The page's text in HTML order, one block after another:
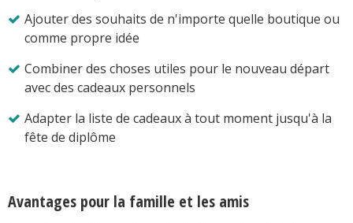
Ajouter des souhaits de n'importe quelle boutique ou
comme propre idée
Combiner des choses utiles pour le nouveau départ
avec des cadeaux personnels
Adapter la liste de cadeaux à tout moment jusqu'à la
fête de diplôme
Avantages pour la famille et les amis